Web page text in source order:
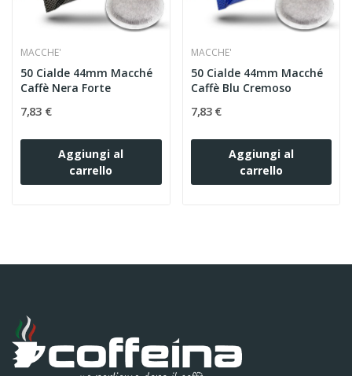
MACCHE'
50 Cialde 44mm Macché
Caffè Nera Forte
7,83 €
Aggiungi al
carrello
MACCHE'
50 Cialde 44mm Macché
Caffè Blu Cremoso
7,83 €
Aggiungi al
carrello